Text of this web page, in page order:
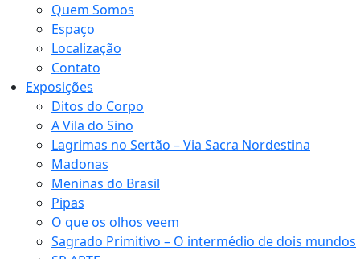
Quem Somos
Espaço
Localização
Contato
Exposições
Ditos do Corpo
A Vila do Sino
Lagrimas no Sertão – Via Sacra Nordestina
Madonas
Meninas do Brasil
Pipas
O que os olhos veem
Sagrado Primitivo – O intermédio de dois mundos